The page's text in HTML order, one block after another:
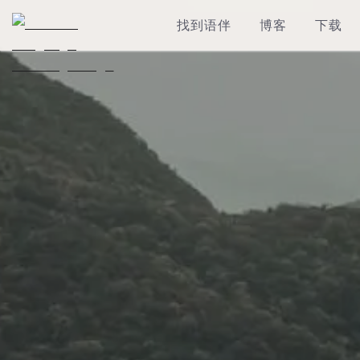
找到语伴 博客 下载